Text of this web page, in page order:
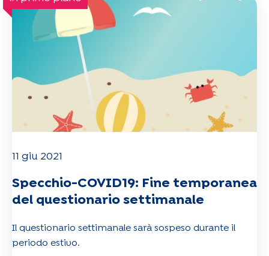
11 giu 2021
Specchio-COVID19: Fine temporanea
del questionario settimanale
Il questionario settimanale sarà sospeso durante il
periodo estivo.